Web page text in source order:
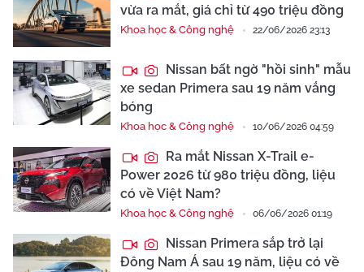
vừa ra mắt, giá chỉ từ 490 triệu đồng
Khoa học & Công nghệ 22/06/2026 23:13
Nissan bất ngờ "hồi sinh" mẫu
xe sedan Primera sau 19 năm vắng
bóng
Khoa học & Công nghệ 10/06/2026 04:59
Ra mắt Nissan X-Trail e-
Power 2026 từ 980 triệu đồng, liệu
có về Việt Nam?
Khoa học & Công nghệ 06/06/2026 01:19
Nissan Primera sắp trở lại
Đông Nam Á sau 19 năm, liệu có về